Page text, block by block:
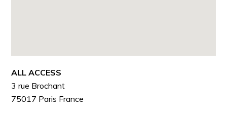
ALL ACCESS
3 rue Brochant
75017 Paris France